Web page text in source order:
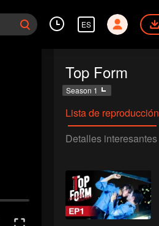
ES
Top Form
Season 1
Lista de reproducción
Detalles interesantes